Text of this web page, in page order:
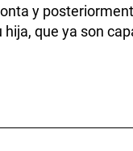
y
que ya son